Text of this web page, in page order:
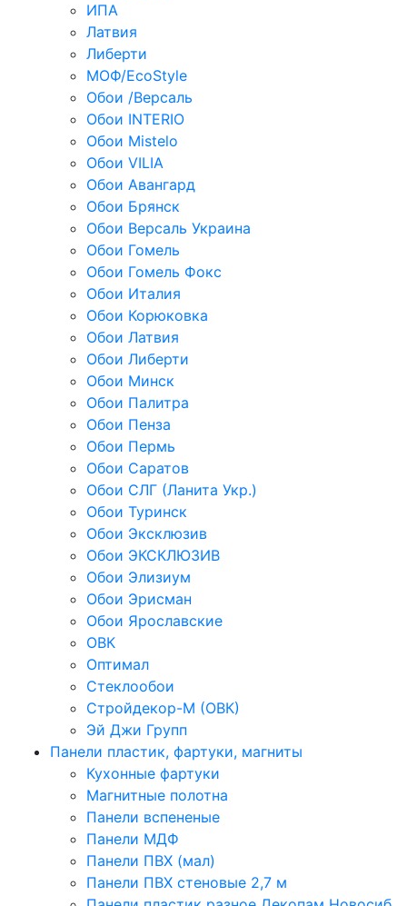
ИПА
Латвия
Либерти
МОФ/EcoStyle
Обои /Версаль
Обои INTERIO
Обои Mistelo
Обои VILIA
Обои Авангард
Обои Брянск
Обои Версаль Украина
Обои Гомель
Обои Гомель Фокс
Обои Италия
Обои Корюковка
Обои Латвия
Обои Либерти
Обои Минск
Обои Палитра
Обои Пенза
Обои Пермь
Обои Саратов
Обои СЛГ (Ланита Укр.)
Обои Туринск
Обои Эксклюзив
Обои ЭКСКЛЮЗИВ
Обои Элизиум
Обои Эрисман
Обои Ярославские
ОВК
Оптимал
Стеклообои
Стройдекор-М (ОВК)
Эй Джи Групп
Панели пластик, фартуки, магниты
Кухонные фартуки
Магнитные полотна
Панели вспененые
Панели МДФ
Панели ПВХ (мал)
Панели ПВХ стеновые 2,7 м